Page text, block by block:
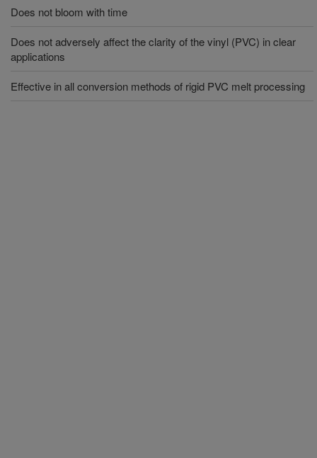
Does not bloom with time
Does not adversely affect the clarity of the vinyl (PVC) in clear
applications
Effective in all conversion methods of rigid PVC melt processing